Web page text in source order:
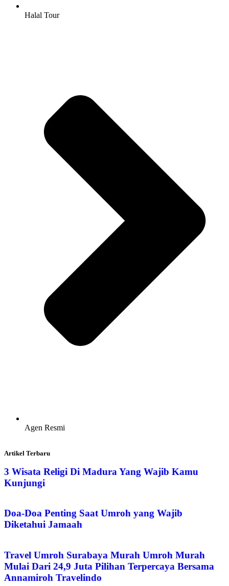
Halal Tour
Agen Resmi
Artikel Terbaru
3 Wisata Religi Di Madura Yang Wajib Kamu
Kunjungi
Doa-Doa Penting Saat Umroh yang Wajib
Diketahui Jamaah
Travel Umroh Surabaya Murah Umroh Murah
Mulai Dari 24,9 Juta Pilihan Terpercaya Bersama
Annamiroh Travelindo